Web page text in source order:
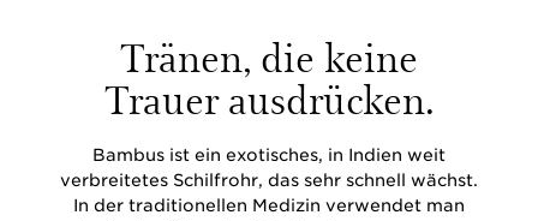
Tränen, die keine
Trauer ausdrücken.
Bambus ist ein exotisches, in Indien weit
verbreitetes Schilfrohr, das sehr schnell wächst.
In der traditionellen Medizin verwendet man